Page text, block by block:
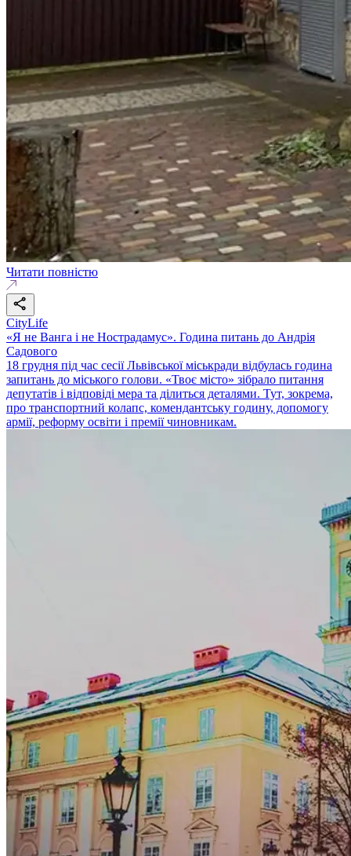
Читати повністю
CityLife
«Я не Ванга і не Нострадамус». Година питань до Андрія
Садового
18 грудня під час сесії Львівської міськради відбулась година
запитань до міського голови. «Твоє місто» зібрало питання
депутатів і відповіді мера та ділиться деталями. Тут, зокрема,
про транспортний колапс, комендантську годину, допомогу
армії, реформу освіти і премії чиновникам.